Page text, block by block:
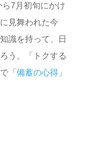
7月初旬にかけ
見舞われた今
識を持って、日
う。「トクする
「 備蓄の心得」